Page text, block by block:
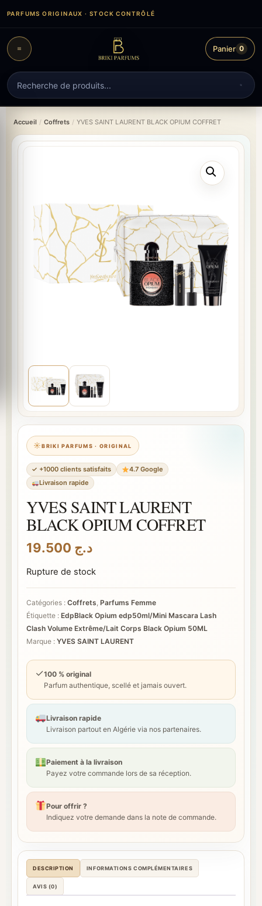
contenu
PARFUMS ORIGINAUX · STOCK CONTRÔLÉ
Recherche
de
produits
Panier 0
Accueil / Coffrets / YVES SAINT LAURENT BLACK OPIUM COFFRET
BRIKI PARFUMS · ORIGINAL
✓ +1000 clients satisfaits
4.7 Google
Livraison rapide
YVES SAINT LAURENT
BLACK OPIUM COFFRET
د.ج
Rupture de stock
Catégories : Coffrets, Parfums Femme
Étiquette : EdpBlack Opium edp50ml/Mini Mascara Lash
Clash Volume Extrême/Lait Corps Black Opium 50ML
Marque : YVES SAINT LAURENT
✓100 % original
Parfum authentique, scellé et jamais ouvert.
Livraison rapide
Livraison partout en Algérie via nos partenaires.
Paiement à la livraison
Payez votre commande lors de sa réception.
Pour offrir ?
Indiquez votre demande dans la note de commande.
DESCRIPTION INFORMATIONS COMPLÉMENTAIRES
AVIS (0)